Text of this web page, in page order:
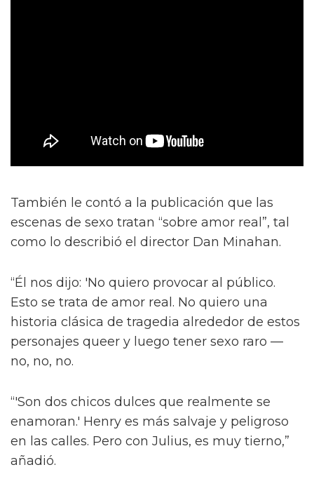
También le contó a la publicación que las
escenas de sexo tratan “sobre amor real”, tal
como lo describió el director Dan Minahan.
“Él nos dijo: 'No quiero provocar al público.
Esto se trata de amor real. No quiero una
historia clásica de tragedia alrededor de estos
personajes queer y luego tener sexo raro —
no, no, no.
“'Son dos chicos dulces que realmente se
enamoran.' Henry es más salvaje y peligroso
en las calles. Pero con Julius, es muy tierno,”
añadió.